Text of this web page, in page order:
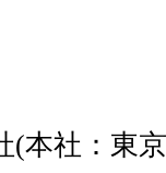
本社：東